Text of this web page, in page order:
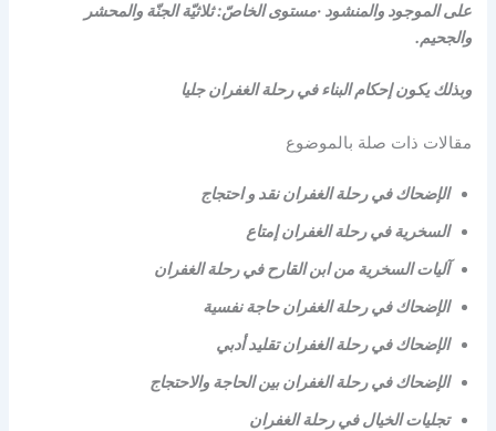
على الموجود والمنشود ·مستوى الخاصّ: ثلاثيّة الجنّة والمحشر
والجحيم.
وبذلك يكون إحكام البناء في رحلة الغفران جليا
مقالات ذات صلة بالموضوع
الإضحاك في رحلة الغفران نقد و احتجاج
السخرية في رحلة الغفران إمتاع
آليات السخرية من ابن القارح في رحلة الغفران
الإضحاك في رحلة الغفران حاجة نفسية
الإضحاك في رحلة الغفران تقليد أدبي
الإضحاك في رحلة الغفران بين الحاجة والاحتجاج
تجليات الخيال في رحلة الغفران